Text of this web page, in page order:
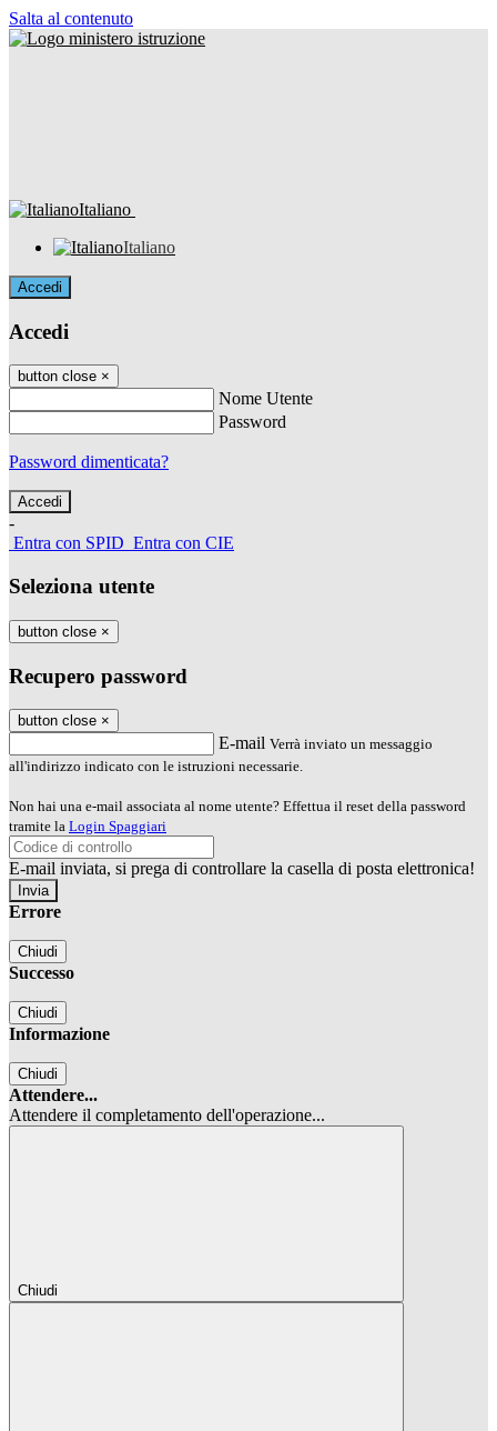
Salta al contenuto
Italiano
Italiano
Accedi
Accedi
button close ×
Nome Utente
Password
Password dimenticata?
-
Entra con SPID Entra con CIE
Seleziona utente
button close ×
Recupero password
button close ×
E-mail Verrà inviato un messaggio
all'indirizzo indicato con le istruzioni necessarie.
Non hai una e-mail associata al nome utente? Effettua il reset della password
tramite la Login Spaggiari
E-mail inviata, si prega di controllare la casella di posta elettronica!
Errore
Chiudi
Successo
Chiudi
Informazione
Chiudi
Attendere...
Attendere il completamento dell'operazione...
Chiudi